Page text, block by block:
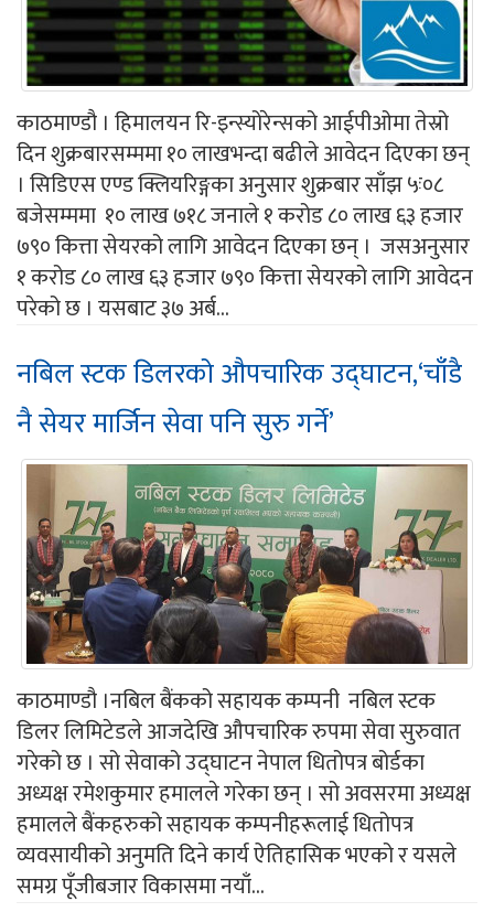
काठमाण्डौ । हिमालयन रि-इन्स्योरेन्सको आईपीओमा तेस्रो
दिन शुक्रबारसम्ममा १० लाखभन्दा बढीले आवेदन दिएका छन्
। सिडिएस एण्ड क्लियरिङ्गका अनुसार शुक्रबार साँझ ५ः०८
बजेसम्ममा १० लाख ७१८ जनाले १ करोड ८० लाख ६३ हजार
७९० कित्ता सेयरको लागि आवेदन दिएका छन् । जसअनुसार
१ करोड ८० लाख ६३ हजार ७९० कित्ता सेयरको लागि आवेदन
परेको छ । यसबाट ३७ अर्ब...
नबिल स्टक डिलरको औपचारिक उद्घाटन,‘चाँडै
नै सेयर मार्जिन सेवा पनि सुरु गर्ने’
काठमाण्डौ ।नबिल बैंकको सहायक कम्पनी नबिल स्टक
डिलर लिमिटेडले आजदेखि औपचारिक रुपमा सेवा सुरुवात
गरेको छ । सो सेवाको उद्घाटन नेपाल धितोपत्र बोर्डका
अध्यक्ष रमेशकुमार हमालले गरेका छन् । सो अवसरमा अध्यक्ष
हमालले बैंकहरुको सहायक कम्पनीहरूलाई धितोपत्र
व्यवसायीको अनुमति दिने कार्य ऐतिहासिक भएको र यसले
समग्र पूँजीबजार विकासमा नयाँ...